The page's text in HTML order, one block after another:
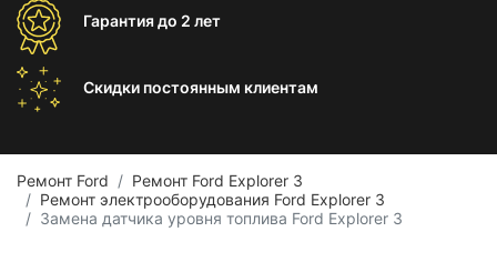
Гарантиядо 2 лет
Скидки постоянным клиентам
Ремонт Ford
Ремонт Ford Explorer 3
Ремонт электрооборудования Ford Explorer 3
Замена датчика уровня топлива Ford Explorer 3